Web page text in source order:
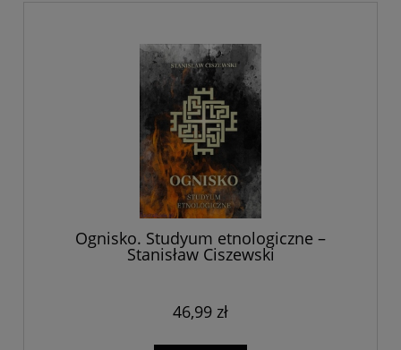
Ognisko. Studyum etnologiczne –
Stanisław Ciszewski
46,99 zł